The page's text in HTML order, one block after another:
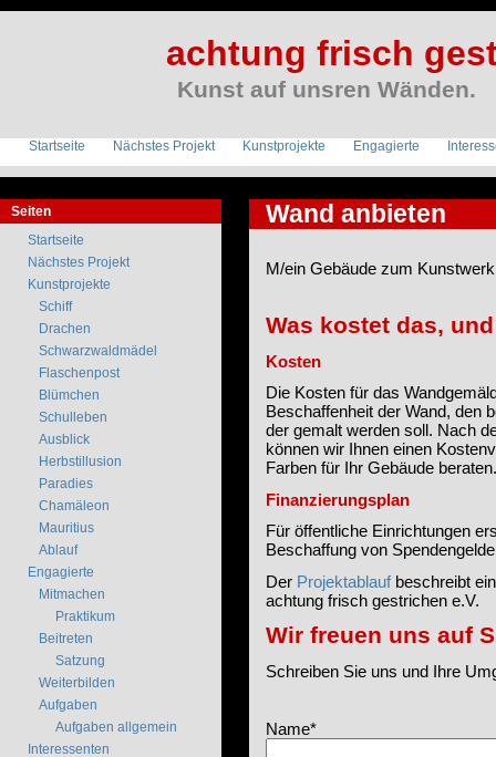
achtung frisch
Kunst auf unsren Wänden.
Startseite Nächstes Projekt Kunstprojekte Engagierte
Wand anbieten
M/ein Gebäude zum
Was kostet das,
Kosten
Die Kosten für das
Beschaffenheit der Wand, den
der gemalt werden soll. Nach
können wir Ihnen einen
Farben für Ihr Gebäude beraten.
Finanzierungsplan
Für öffentliche Einrichtungen
Beschaffung von
Der Projektablaufbeschreibt
achtung frisch gestrichen e.V.
Wir freuen uns auf
Schreiben Sie uns und Ihre
Name*
Seiten
Startseite
Nächstes Projekt
Kunstprojekte
Schiff
Drachen
Schwarzwaldmädel
Flaschenpost
Blümchen
Schulleben
Ausblick
Herbstillusion
Paradies
Chamäleon
Mauritius
Ablauf
Engagierte
Mitmachen
Praktikum
Beitreten
Satzung
Weiterbilden
Aufgaben
Aufgaben allgemein
Interessenten